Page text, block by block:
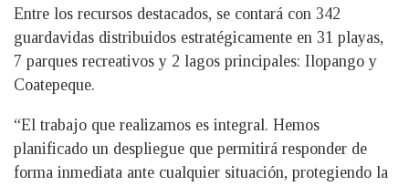
Entre los recursos destacados, se contará con 342
guardavidas distribuidos estratégicamente en 31 playas,
7 parques recreativos y 2 lagos principales: Ilopango y
Coatepeque.
“El trabajo que realizamos es integral. Hemos
planificado un despliegue que permitirá responder de
forma inmediata ante cualquier situación, protegiendo la